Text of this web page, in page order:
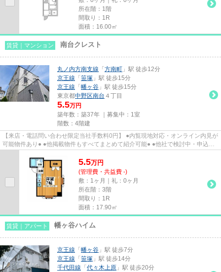
所在階：1階
間取り：1R
面積：16.00㎡
賃貸｜マンション 南台クレスト
丸ノ内方南支線 「 方南町 」駅 徒歩12分
京王線 「 笹塚 」駅 徒歩15分
京王線 「 幡ヶ谷 」駅 徒歩15分
東京都中野区南台 ４丁目
5.5万円
築年数：築37年 ｜募集中： 1室
階数：4階建
【来店・電話問い合わせ限定当社手数料0円】 ●内覧現地対応・オンライン内見が
可能物件あり● ●他掲載物件もすべてまとめて紹介可能● ●他社で検討中・申込み
5.5万円
(管理費・共益費 -)
敷：1ヶ月｜礼：0ヶ月
所在階：3階
間取り：1R
面積：17.90㎡
賃貸｜アパート 幡ヶ谷ハイム
京王線 「 幡ヶ谷 」駅 徒歩7分
京王線 「 笹塚 」駅 徒歩14分
千代田線 「 代々木上原 」駅 徒歩20分